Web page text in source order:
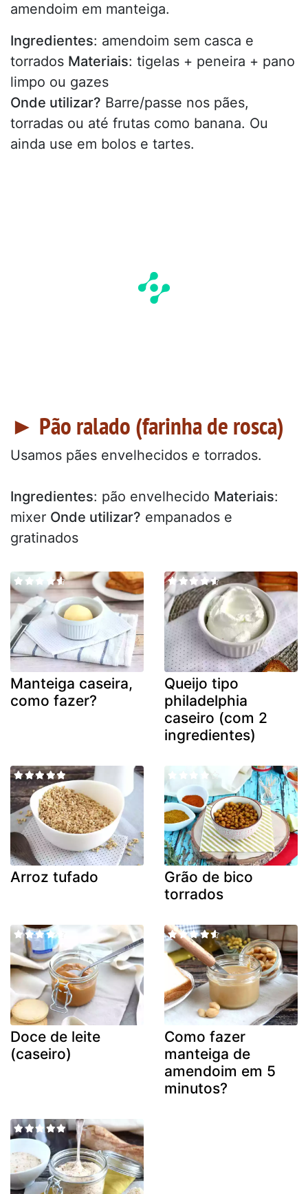
amendoim em manteiga.
Ingredientes: amendoim sem casca e
torrados Materiais: tigelas + peneira + pano
limpo ou gazes
Onde utilizar? Barre/passe nos pães,
torradas ou até frutas como banana. Ou
ainda use em bolos e tartes.
► Pão ralado (farinha de rosca)
Usamos pães envelhecidos e torrados.
Ingredientes: pão envelhecido Materiais:
mixer Onde utilizar? empanados e
gratinados
Manteiga caseira,
como fazer?
Queijo tipo
philadelphia
caseiro (com 2
ingredientes)
Arroz tufado
Grão de bico
torrados
Doce de leite
(caseiro)
Como fazer
manteiga de
amendoim em 5
minutos?